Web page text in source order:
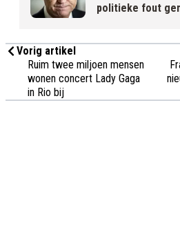
politieke fout
Vorig artikel
Ruim twee miljoen mensen
wonen concert Lady Gaga
in Rio bij